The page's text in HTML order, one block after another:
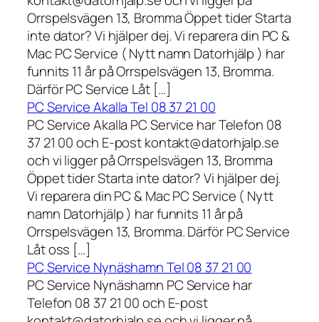
Orrspelsvägen 13, Bromma Öppet tider Starta
inte dator? Vi hjälper dej. Vi reparera din PC &
Mac PC Service ( Nytt namn Datorhjälp ) har
funnits 11 år på Orrspelsvägen 13, Bromma.
Därför PC Service Låt […]
PC Service Akalla Tel 08 37 21 00
PC Service Akalla PC Service har Telefon 08
37 21 00 och E-post kontakt@datorhjalp.se
och vi ligger på Orrspelsvägen 13, Bromma
Öppet tider Starta inte dator? Vi hjälper dej.
Vi reparera din PC & Mac PC Service ( Nytt
namn Datorhjälp ) har funnits 11 år på
Orrspelsvägen 13, Bromma. Därför PC Service
Låt oss […]
PC Service Nynäshamn Tel 08 37 21 00
PC Service Nynäshamn PC Service har
Telefon 08 37 21 00 och E-post